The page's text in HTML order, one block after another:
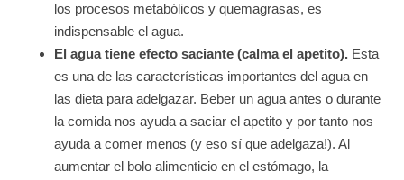
los procesos metabólicos y quemagrasas, es
indispensable el agua.
El agua tiene efecto saciante (calma el apetito). Esta
es una de las características importantes del agua en
las dieta para adelgazar. Beber un agua antes o durante
la comida nos ayuda a saciar el apetito y por tanto nos
ayuda a comer menos (y eso sí que adelgaza!). Al
aumentar el bolo alimenticio en el estómago, la